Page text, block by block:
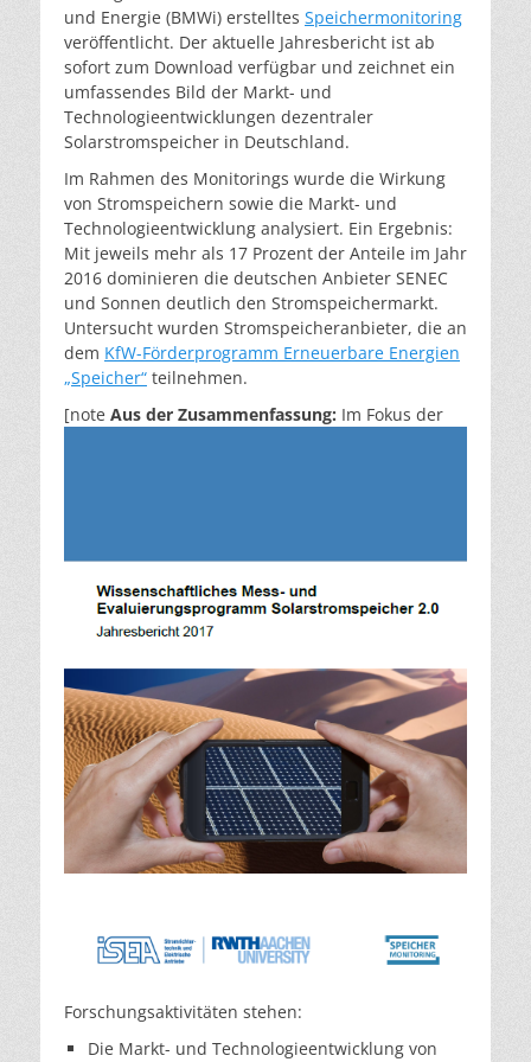
und Energie (BMWi) erstelltes Speichermonitoring
veröffentlicht. Der aktuelle Jahresbericht ist ab
sofort zum Download verfügbar und zeichnet ein
umfassendes Bild der Markt- und
Technologieentwicklungen dezentraler
Solarstromspeicher in Deutschland.
Im Rahmen des Monitorings wurde die Wirkung
von Stromspeichern sowie die Markt- und
Technologieentwicklung analysiert. Ein Ergebnis:
Mit jeweils mehr als 17 Prozent der Anteile im Jahr
2016 dominieren die deutschen Anbieter SENEC
und Sonnen deutlich den Stromspeichermarkt.
Untersucht wurden Stromspeicheranbieter, die an
dem KfW-Förderprogramm Erneuerbare Energien
„Speicher“ teilnehmen.
[note Aus der Zusammenfassung: Im Fokus der
Forschungsaktivitäten stehen:
Die Markt- und Technologieentwicklung von